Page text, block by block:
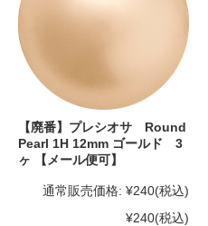
【廃番】プレシオサ Round
Pearl 1H 12mm ゴールド 3
ヶ 【メール便可】
通常販売価格: ¥240(税込)
¥240(税込)